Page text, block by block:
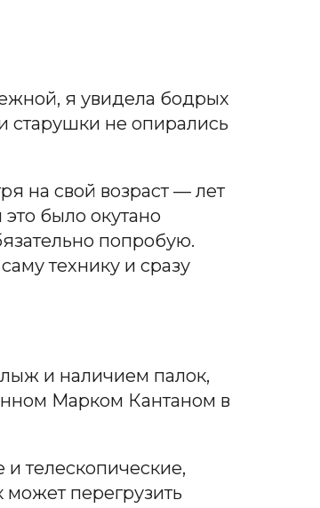
я увидела бодрых
старушки не опирались
на свой возраст — лет
было окутано
попробую.
технику и сразу
и наличием палок,
Марком Кантаном в
телескопические,
может перегрузить